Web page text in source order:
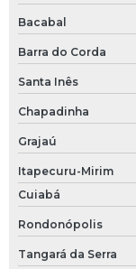
Bacabal
Barra do Corda
Santa Inês
Chapadinha
Grajaú
Itapecuru-Mirim
Cuiabá
Rondonópolis
Tangará da Serra